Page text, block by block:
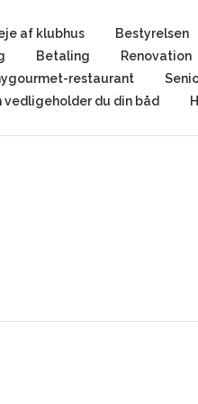
af klubhus Bestyrelsen
Betaling Renovation
restaurant
vedligeholder du din båd